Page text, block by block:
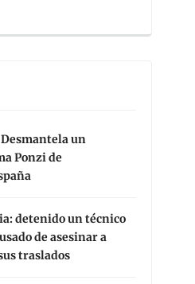
un
Ponzi de
detenido un técnico
de asesinar a
traslados